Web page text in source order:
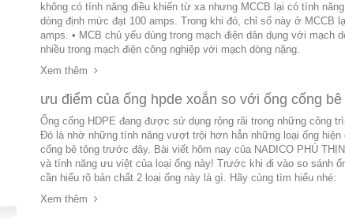
không có tính năng điều khiển từ xa nhưng MCCB lại có tính
dòng định mức đạt 100 amps. Trong khi đó, chỉ số này ở MCCB
amps. • MCB chủ yếu dùng trong mạch điện dân dụng với mạch
nhiều trong mạch điện công nghiệp với mạch dòng nặng.
Xem thêm
ưu điểm của ống hpde xoắn so với ống cống bê
Ống cống HDPE đang được sử dụng rộng rãi trong những công
Đó là nhờ những tính năng vượt trội hơn hẳn những loại ống hiện
cống bê tông trước đây. Bài viết hôm nay của NADICO PHÚ
và tính năng ưu việt của loại ống này! Trước khi đi vào so sánh
cần hiểu rõ bản chất 2 loại ống này là gì. Hãy cùng tìm hiểu nhé:
Xem thêm